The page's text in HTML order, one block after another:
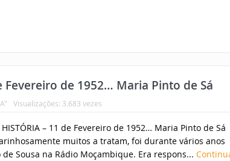
Fevereiro de 1952… Maria Pinto de Sá
Visualizações: 3.683 vezes
HISTÓRIA – 11 de Fevereiro de 1952… Maria Pinto de Sá
muitos a tratam, foi durante vários anos
de Sousa na Rádio Moçambique. Era respons...